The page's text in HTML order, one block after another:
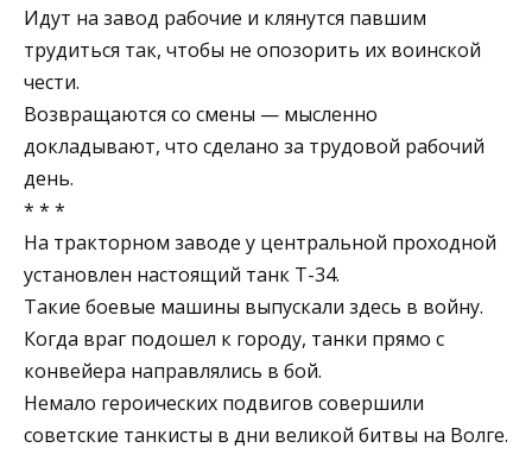
Идут на завод рабочие и клянутся павшим
трудиться так, чтобы не опозорить их воинской
чести.
Возвращаются со смены — мысленно
докладывают, что сделано за трудовой рабочий
день.
* * *
На тракторном заводе у центральной проходной
установлен настоящий танк Т-34.
Такие боевые машины выпускали здесь в войну.
Когда враг подошел к городу, танки прямо с
конвейера направлялись в бой.
Немало героических подвигов совершили
советские танкисты в дни великой битвы на Волге.